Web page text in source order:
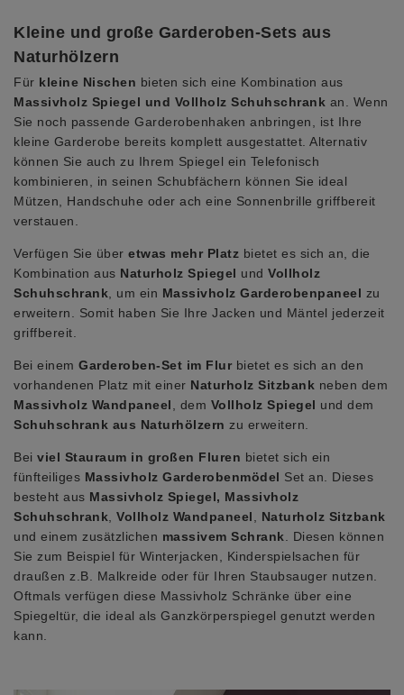
Kleine und große Garderoben-Sets aus
Naturhölzern
Für kleine Nischen bieten sich eine Kombination aus
Massivholz Spiegel und Vollholz Schuhschrank an. Wenn
Sie noch passende Garderobenhaken anbringen, ist Ihre
kleine Garderobe bereits komplett ausgestattet. Alternativ
können Sie auch zu Ihrem Spiegel ein Telefonisch
kombinieren, in seinen Schubfächern können Sie ideal
Mützen, Handschuhe oder ach eine Sonnenbrille griffbereit
verstauen.
Verfügen Sie über etwas mehr Platz bietet es sich an, die
Kombination aus Naturholz Spiegel und Vollholz
Schuhschrank , um ein Massivholz Garderobenpaneel zu
erweitern. Somit haben Sie Ihre Jacken und Mäntel jederzeit
griffbereit.
Bei einem Garderoben-Set im Flur bietet es sich an den
vorhandenen Platz mit einer Naturholz Sitzbank neben dem
Massivholz Wandpaneel , dem Vollholz Spiegel und dem
Schuhschrank aus Naturhölzern zu erweitern.
Bei viel Stauraum in großen Fluren bietet sich ein
fünfteiliges Massivholz Garderobenmödel Set an. Dieses
besteht aus Massivholz Spiegel, Massivholz
Schuhschrank
Vollholz Wandpaneel
Naturholz Sitzbank
und einem zusätzlichen massivem Schrank . Diesen können
Sie zum Beispiel für Winterjacken, Kinderspielsachen für
draußen z.B. Malkreide oder für Ihren Staubsauger nutzen.
Oftmals verfügen diese Massivholz Schränke über eine
Spiegeltür, die ideal als Ganzkörperspiegel genutzt werden
kann.